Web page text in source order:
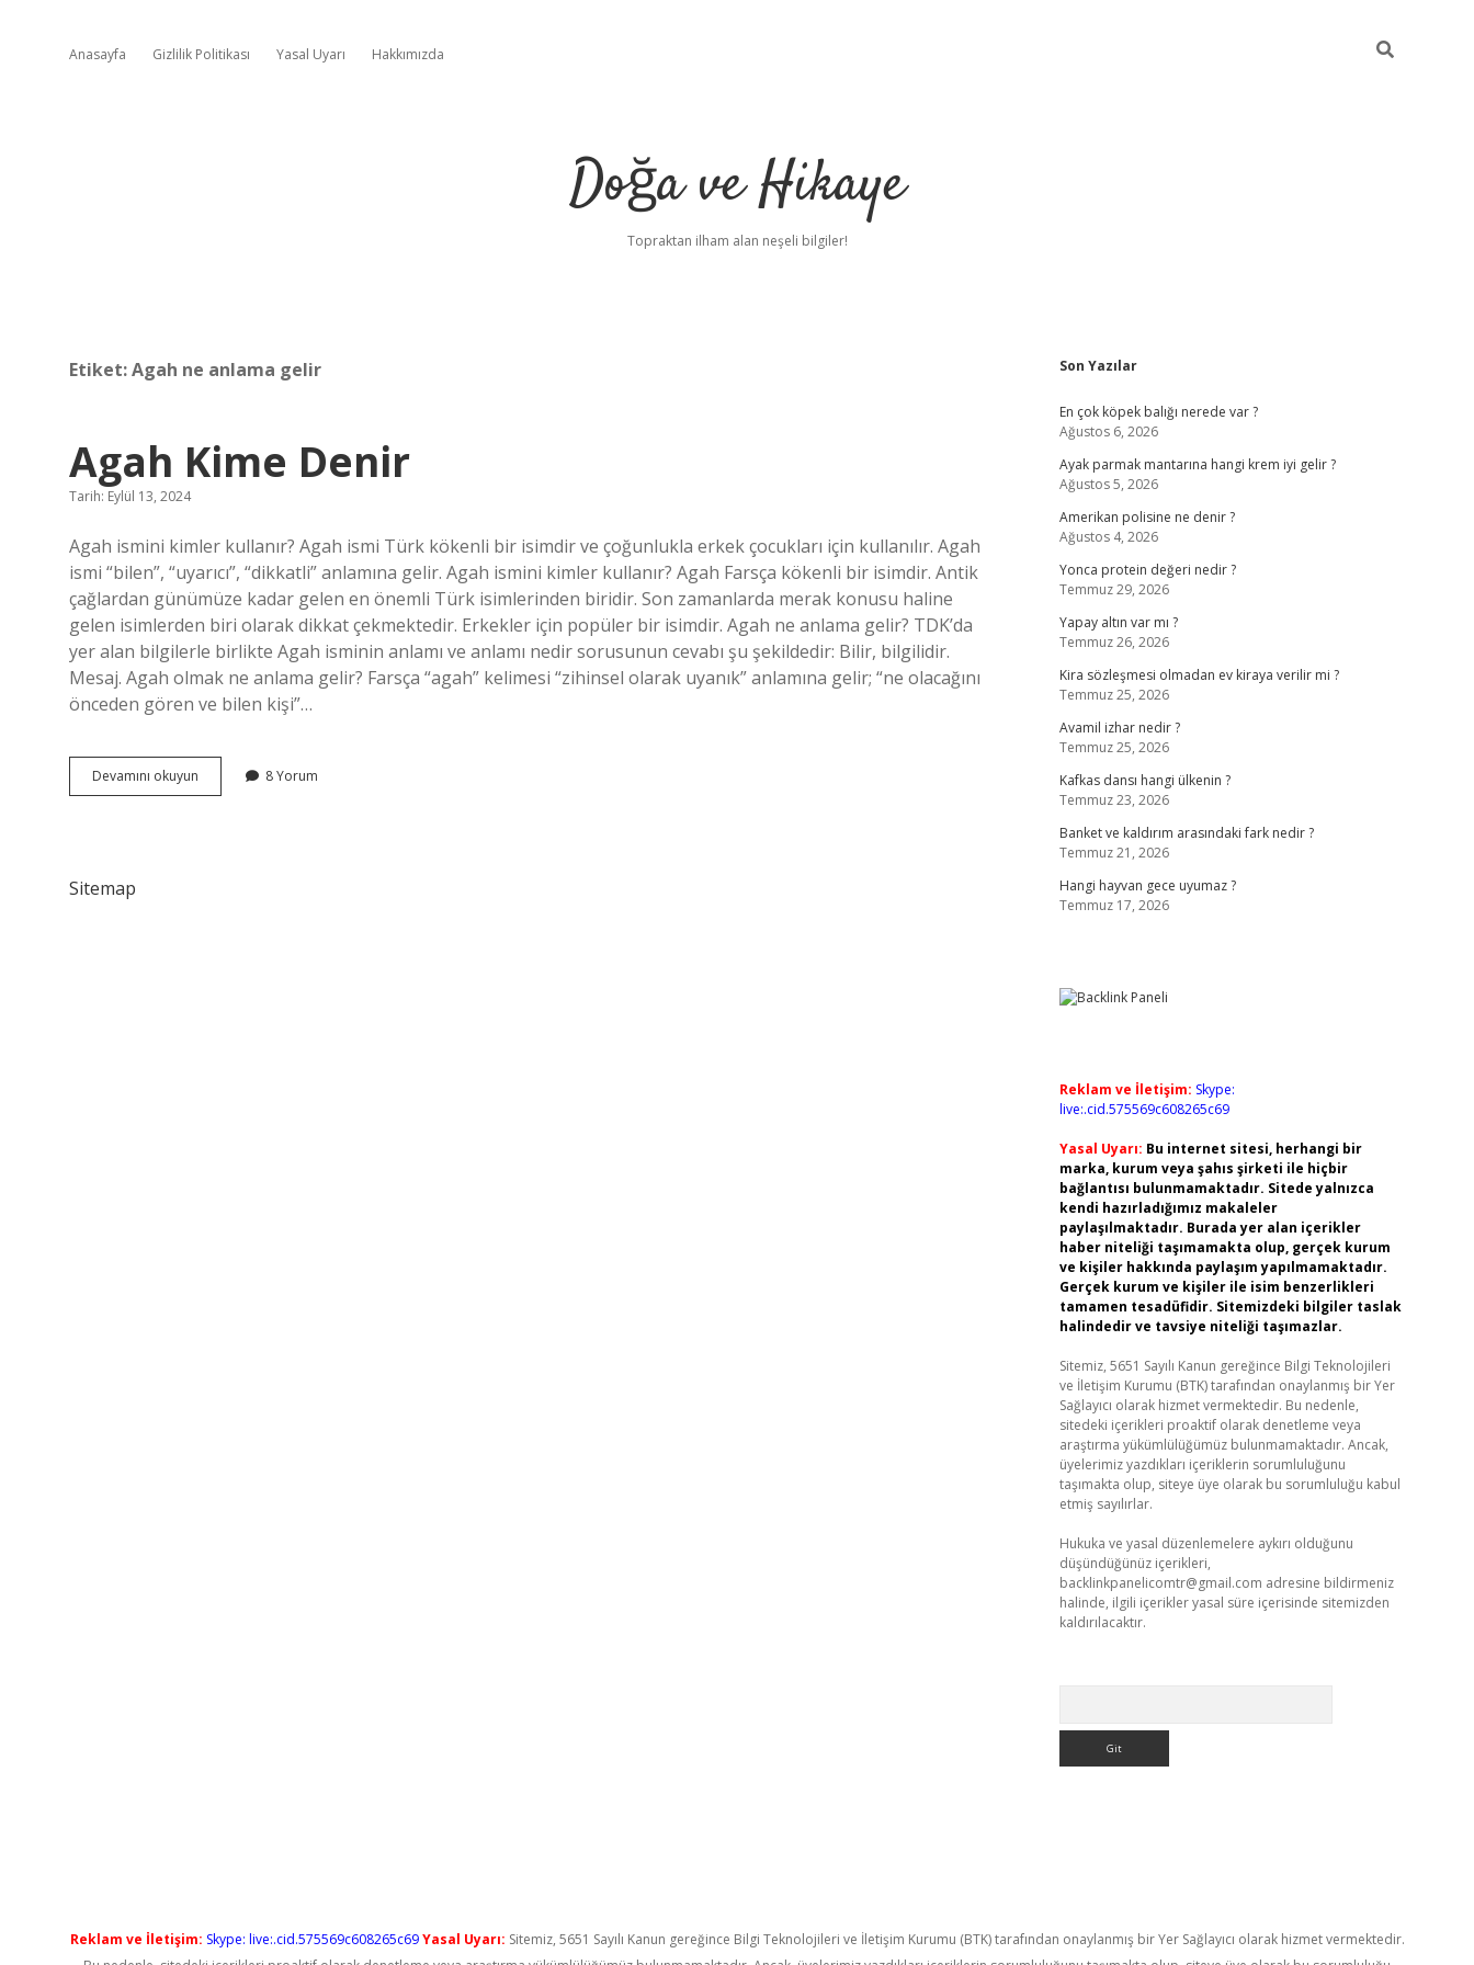
Anasayfa Gizlilik Politikası Yasal Uyarı Hakkımızda
Doğa ve Hikaye
Topraktan ilham alan neşeli bilgiler!
Etiket:Agah ne anlama gelir
Agah Kime Denir
Tarih: Eylül 13, 2024
Agah ismini kimler kullanır? Agah ismi Türk kökenli bir isimdir ve çoğunlukla erkek çocukları için kullanılır. Agah
ismi “bilen”, “uyarıcı”, “dikkatli” anlamına gelir. Agah ismini kimler kullanır? Agah Farsça kökenli bir isimdir. Antik
çağlardan günümüze kadar gelen en önemli Türk isimlerinden biridir. Son zamanlarda merak konusu haline
gelen isimlerden biri olarak dikkat çekmektedir. Erkekler için popüler bir isimdir. Agah ne anlama gelir? TDK’da
yer alan bilgilerle birlikte Agah isminin anlamı ve anlamı nedir sorusunun cevabı şu şekildedir: Bilir, bilgilidir.
Mesaj. Agah olmak ne anlama gelir? Farsça “agah” kelimesi “zihinsel olarak uyanık” anlamına gelir; “ne olacağını
önceden gören ve bilen kişi”…
Devamını okuyun
Kime
8 Yorum
Sitemap
Sidebar
Son Yazılar
En çok köpek balığı nerede var ?
Ağustos 6, 2026
Ayak parmak mantarına hangi krem iyi gelir ?
Ağustos 5, 2026
Amerikan polisine ne denir ?
Ağustos 4, 2026
Yonca protein değeri nedir ?
Temmuz 29, 2026
Yapay altın var mı ?
Temmuz 26, 2026
Kira sözleşmesi olmadan ev kiraya verilir mi ?
Temmuz 25, 2026
Avamil izhar nedir ?
Temmuz 25, 2026
Kafkas dansı hangi ülkenin ?
Temmuz 23, 2026
Banket ve kaldırım arasındaki fark nedir ?
Temmuz 21, 2026
Hangi hayvan gece uyumaz ?
Temmuz 17, 2026
Reklam ve İletişim: Skype:
live:.cid.575569c608265c69
Yasal Uyarı: Bu internet sitesi, herhangi bir
marka, kurum veya şahıs şirketi ile hiçbir
bağlantısı bulunmamaktadır. Sitede yalnızca
kendi hazırladığımız makaleler
paylaşılmaktadır. Burada yer alan içerikler
haber niteliği taşımamakta olup, gerçek kurum
ve kişiler hakkında paylaşım yapılmamaktadır.
Gerçek kurum ve kişiler ile isim benzerlikleri
tamamen tesadüfidir. Sitemizdeki bilgiler taslak
halindedir ve tavsiye niteliği taşımazlar.
Sitemiz, 5651 Sayılı Kanun gereğince Bilgi Teknolojileri
ve İletişim Kurumu (BTK) tarafından onaylanmış bir Yer
Sağlayıcı olarak hizmet vermektedir. Bu nedenle,
sitedeki içerikleri proaktif olarak denetleme veya
araştırma yükümlülüğümüz bulunmamaktadır. Ancak,
üyelerimiz yazdıkları içeriklerin sorumluluğunu
taşımakta olup, siteye üye olarak bu sorumluluğu kabul
etmiş sayılırlar.
Hukuka ve yasal düzenlemelere aykırı olduğunu
düşündüğünüz içerikleri,
backlinkpanelicomtr@gmail.com adresine bildirmeniz
halinde, ilgili içerikler yasal süre içerisinde sitemizden
kaldırılacaktır.
Reklam ve İletişim: Skype: live:.cid.575569c608265c69 Yasal Uyarı: Sitemiz, 5651 Sayılı Kanun gereğince Bilgi Teknolojileri ve İletişim Kurumu (BTK) tarafından onaylanmış bir Yer Sağlayıcı olarak hizmet vermektedir.